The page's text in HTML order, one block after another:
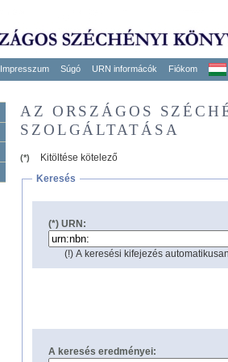
Impresszum Súgó URN informácók Fiókom
AZ ORSZÁGOS
SZOLGÁLTATÁSA
(*)
Kitöltése kötelező
Keresés
(*) URN:
(!) A keresési kifejezés
A keresés eredményei: